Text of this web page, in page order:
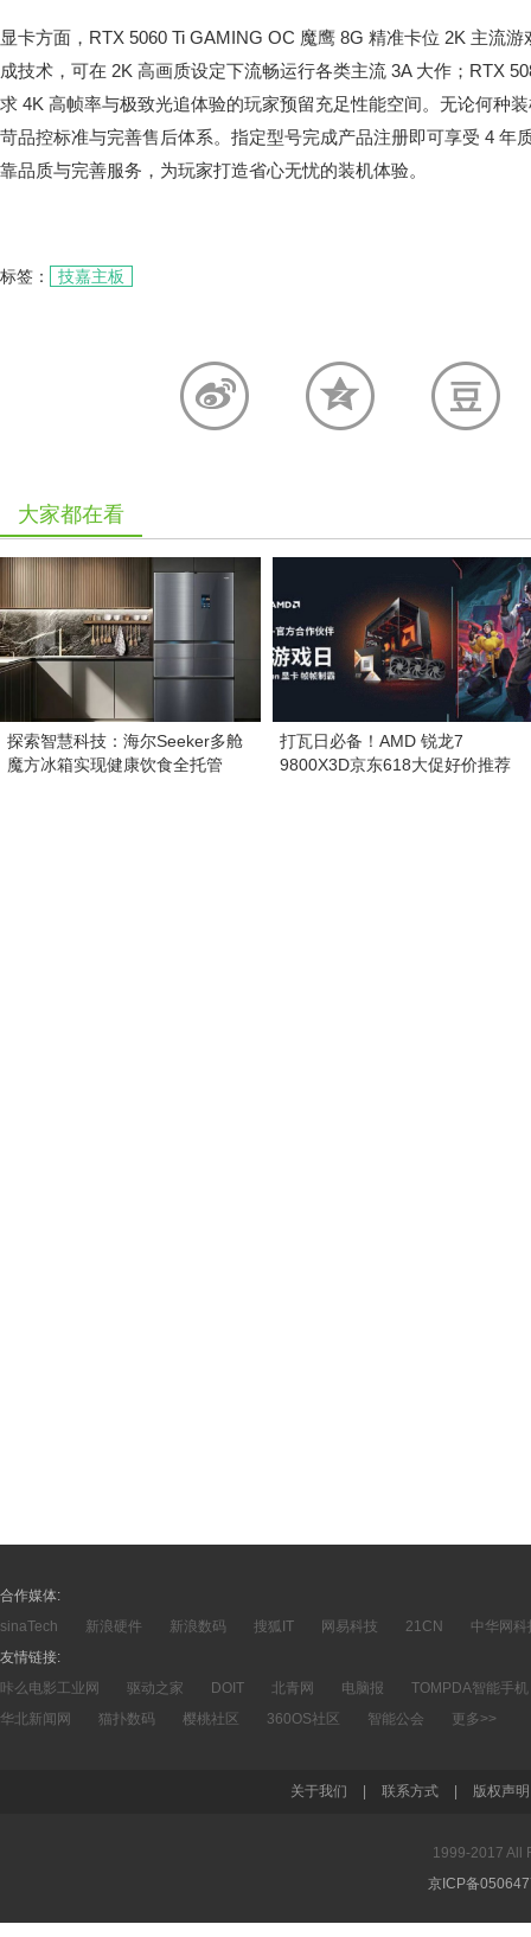
显卡方面，RTX 5060 Ti GAMING OC 魔鹰 8G 精准卡位 2K 主流
成技术，可在 2K 高画质设定下流畅运行各类主流 3A 大作；RTX
求 4K 高帧率与极致光追体验的玩家预留充足性能空间。无论何种
苛品控标准与完善售后体系。指定型号完成产品注册即可享受 4 年
靠品质与完善服务，为玩家打造省心无忧的装机体验。
标签： 技嘉主板
大家都在看
探索智慧科技：海尔Seeker多舱
魔方冰箱实现健康饮食全托管
打瓦日必备！AMD 锐龙7
9800X3D京东618大促好价推荐
合作媒体:
sinaTech
新浪硬件 新浪数码 搜狐IT 网易科技 21CN
中华网科
友情链接:
咔么电影工业网
驱动之家 DOIT 北青网 电脑报
TOMPDA智能手机
华北新闻网
猫扑数码 樱桃社区 360OS社区 智能公会 更多>>
关于我们 联系方式 版权声明
1999-2017 All
京ICP备